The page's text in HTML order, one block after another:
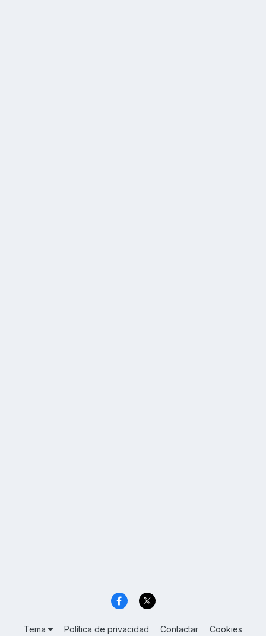
Tema Política de privacidad Contactar Cookies